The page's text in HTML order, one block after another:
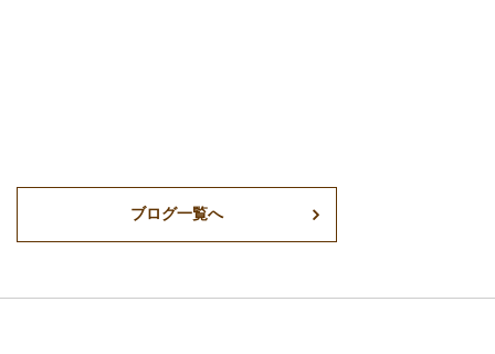
ブログ一覧へ